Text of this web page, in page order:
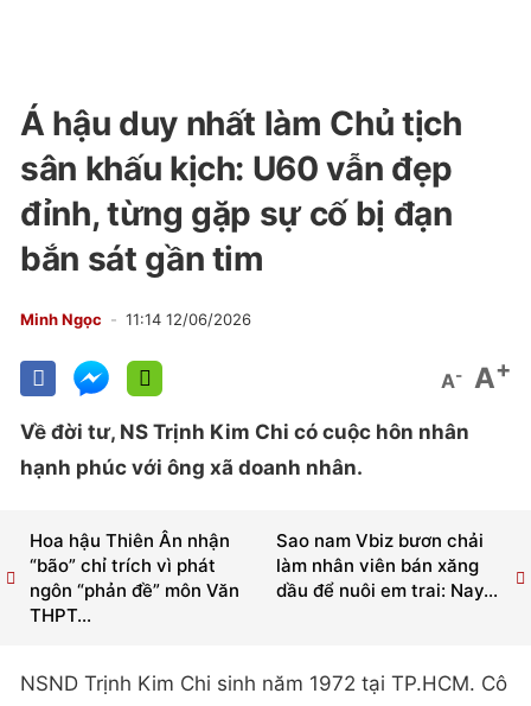
Á hậu duy nhất làm Chủ tịch
sân khấu kịch: U60 vẫn đẹp
đỉnh, từng gặp sự cố bị đạn
bắn sát gần tim
Minh Ngọc 11:14 12/06/2026
A- A+
Về đời tư, NS Trịnh Kim Chi có cuộc hôn nhân
hạnh phúc với ông xã doanh nhân.
Sao nam Vbiz bươn chải
làm nhân viên bán xăng
dầu để nuôi em trai: Nay...
Hoa hậu Thiên Ân nhận
“bão” chỉ trích vì phát
ngôn “phản đề” môn Văn
THPT...
NSND Trịnh Kim Chi sinh năm 1972 tại TP.HCM. Cô